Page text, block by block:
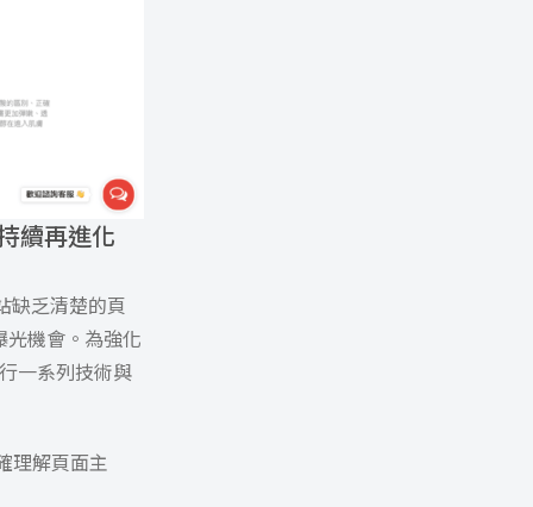
續再進化
缺乏清楚的頁
機會。為強化
一系列技術與
理解頁面主